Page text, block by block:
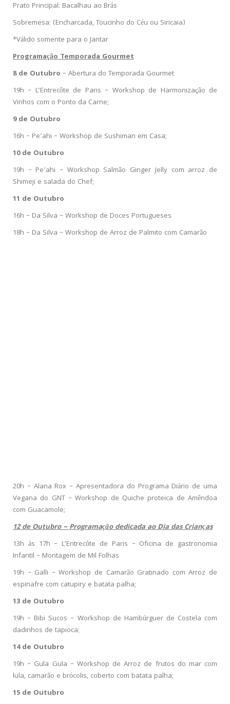
Prato Principal: Bacalhau ao Brás
Sobremesa: (Encharcada, Toucinho do Céu ou Siricaia)
*Válido somente para o Jantar
Programação Temporada Gourmet
8 de Outubro – Abertura do Temporada Gourmet
19h – L’Entrecôte de Paris – Workshop de Harmonização de
Vinhos com o Ponto da Carne;
9 de Outubro
16h – Pe’ahi – Workshop de Sushiman em Casa;
10 de Outubro
19h – Pe’ahi – Workshop Salmão Ginger Jelly com arroz de
Shimeji e salada do Chef;
11 de Outubro
16h – Da Silva – Workshop de Doces Portugueses
18h – Da Silva – Workshop de Arroz de Palmito com Camarão
20h – Alana Rox – Apresentadora do Programa Diário de uma
Vegana do GNT – Workshop de Quiche proteica de Amêndoa
com Guacamole;
12 de Outubro – Programação dedicada ao Dia das Crianças
13h às 17h – L’Entrecôte de Paris – Oficina de gastronomia
Infantil – Montagem de Mil Folhas
19h – Galli – Workshop de Camarão Gratinado com Arroz de
espinafre com catupiry e batata palha;
13 de Outubro
19h – Bibi Sucos – Workshop de Hambúrguer de Costela com
dadinhos de tapioca;
14 de Outubro
19h – Gula Gula – Workshop de Arroz de frutos do mar com
lula, camarão e brócolis, coberto com batata palha;
15 de Outubro